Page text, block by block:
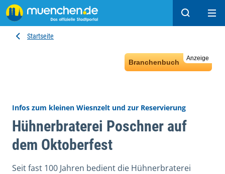
Suchen
Startseite
Anzeige
Branchenbuch
Infos zum kleinen Wiesnzelt und zur Reservierung
Hühnerbraterei Poschner auf
dem Oktoberfest
Seit fast 100 Jahren bedient die Hühnerbraterei